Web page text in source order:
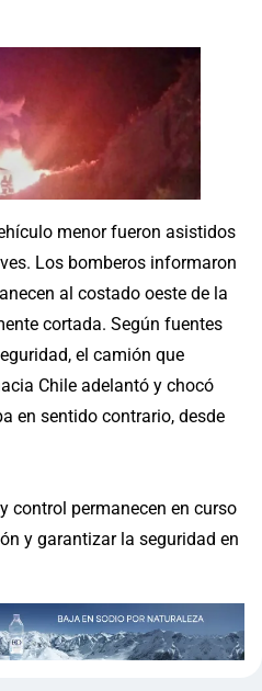
menor fueron asistidos
Los bomberos informaron
al costado oeste de la
cortada. Según fuentes
el camión que
Chile adelantó y chocó
en sentido contrario, desde
control permanecen en curso
y garantizar la seguridad en